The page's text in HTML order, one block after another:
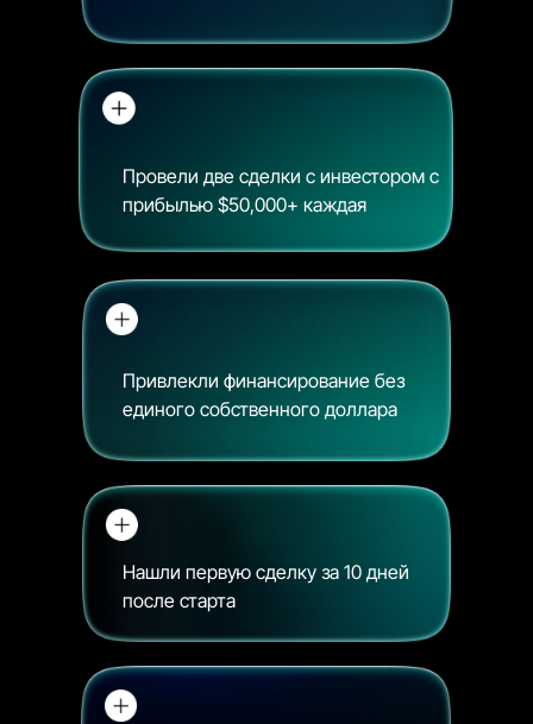
Провели две сделки с инвестором с
прибылью $50,000+ каждая
Привлекли финансирование без
единого собственного доллара
Нашли первую сделку за 10 дней
после старта